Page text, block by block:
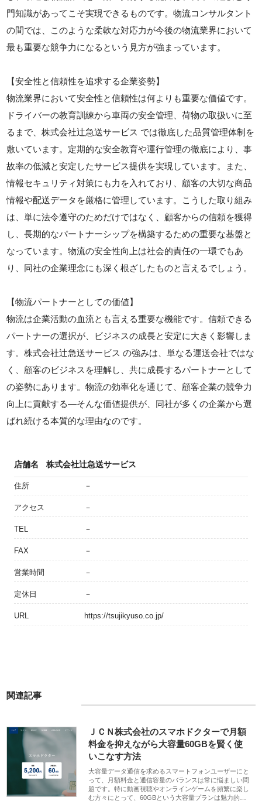
門知識があってこそ実現できるものです。物流コンサルタント
の間では、このような柔軟な対応力が今後の物流業界において
最も重要な競争力になるという見方が強まっています。
【安全性と信頼性を追求する企業姿勢】
物流業界において安全性と信頼性は何よりも重要な価値です。
ドライバーの教育訓練から車両の安全管理、荷物の取扱いに至
るまで、株式会社辻急送サービス では徹底した品質管理体制を
敷いています。定期的な安全教育や運行管理の徹底により、事
故率の低減と安定したサービス提供を実現しています。また、
情報セキュリティ対策にも力を入れており、顧客の大切な商品
情報や配送データを厳格に管理しています。こうした取り組み
は、単に法令遵守のためだけではなく、顧客からの信頼を獲得
し、長期的なパートナーシップを構築するための重要な基盤と
なっています。物流の安全性向上は社会的責任の一環でもあ
り、同社の企業理念にも深く根ざしたものと言えるでしょう。
【物流パートナーとしての価値】
物流は企業活動の血流とも言える重要な機能です。信頼できる
パートナーの選択が、ビジネスの成長と安定に大きく影響しま
す。株式会社辻急送サービス の強みは、単なる運送会社ではな
く、顧客のビジネスを理解し、共に成長するパートナーとして
の姿勢にあります。物流の効率化を通じて、顧客企業の競争力
向上に貢献する—そんな価値提供が、同社が多くの企業から選
ばれ続ける本質的な理由なのです。
店舗名 株式会社辻急送サービス
住所 －
アクセス －
TEL －
FAX －
営業時間 －
定休日 －
URL https://tsujikyuso.co.jp/
関連記事
ＪＣＮ株式会社のスマホドクターで月額
料金を抑えながら大容量60GBを賢く使
いこなす方法
大容量データ通信を求めるスマートフォンユーザーにと
って、月額料金と通信容量のバランスは常に悩ましい問
題です。特に動画視聴やオンラインゲームを頻繁に楽し
む方々にとって、60GBという大容量プランは魅力的…